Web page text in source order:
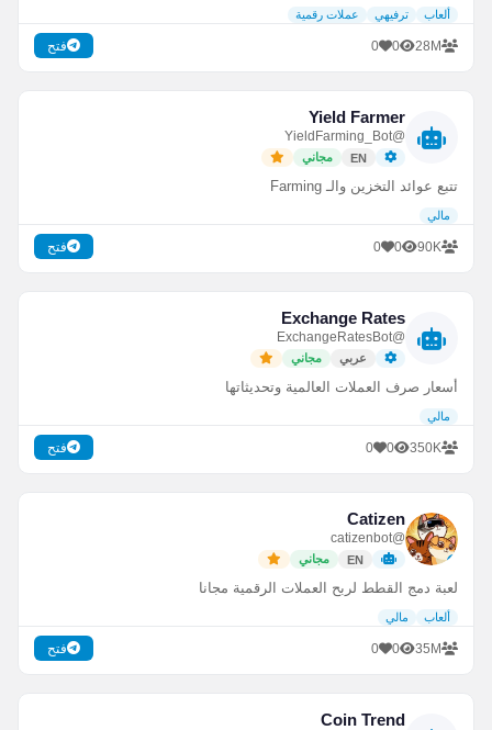
ألعاب ترفيهي عملات رقمية
28M
0
0 فتح
Yield Farmer
@YieldFarming_Bot
EN مجاني
تتبع عوائد التخزين والـ Farming
مالي
90K
0
0 فتح
Exchange Rates
@ExchangeRatesBot
عربي مجاني
أسعار صرف العملات العالمية وتحديثاتها
مالي
350K
0
0 فتح
Catizen
@catizenbot
EN مجاني
لعبة دمج القطط لربح العملات الرقمية مجانا
ألعاب مالي
35M
0
0 فتح
Coin Trend